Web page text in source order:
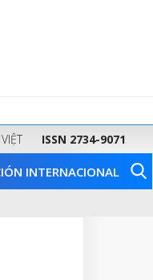
ISSN 2734-9071
INTERNACIONAL